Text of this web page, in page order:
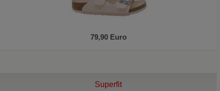
79,90 Euro
Superfit